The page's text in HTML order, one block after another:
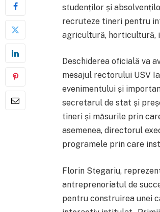
studenților și
recruteze tineri pentru
agricultură, horticultură,
Deschiderea oficială va
mesajul rectorului USV
evenimentului și
secretarul de stat și
tineri și măsurile prin
asemenea, directorul
programele prin care
Florin Stegariu,
antreprenoriatul de
pentru construirea unei